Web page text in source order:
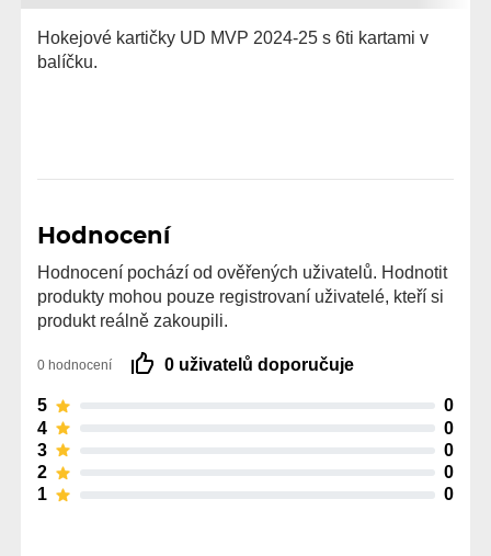
Hokejové kartičky UD MVP 2024-25 s 6ti kartami v
balíčku.
Hodnocení
Hodnocení pochází od ověřených uživatelů. Hodnotit
produkty mohou pouze registrovaní uživatelé, kteří si
produkt reálně zakoupili.
0 hodnocení 0 uživatelů doporučuje
5
0
4
0
3
0
2
0
1
0